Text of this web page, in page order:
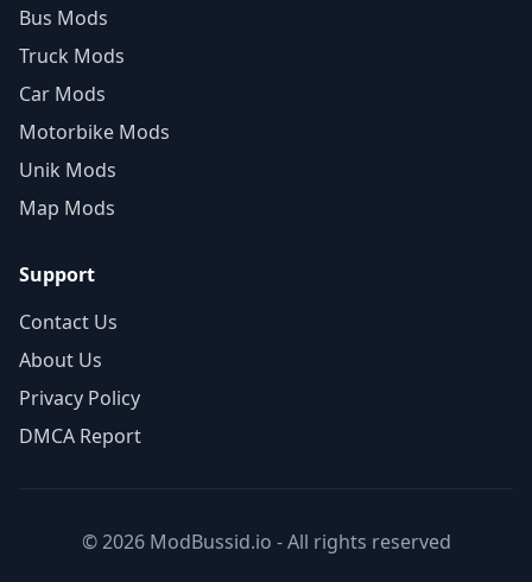
Bus Mods
Truck Mods
Car Mods
Motorbike Mods
Unik Mods
Map Mods
Support
Contact Us
About Us
Privacy Policy
DMCA Report
© 2026 ModBussid.io - All rights reserved